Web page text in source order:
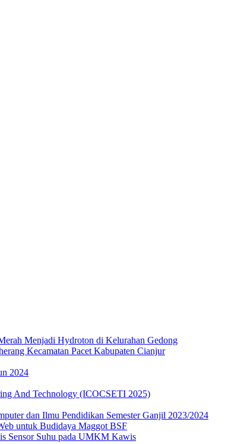
Menjadi Hydroton di Kelurahan Gedong
Kecamatan Pacet Kabupaten Cianjur
2024
And Technology (ICOCSETI 2025)
dan Ilmu Pendidikan Semester Ganjil 2023/2024
untuk Budidaya Maggot BSF
Sensor Suhu pada UMKM Kawis